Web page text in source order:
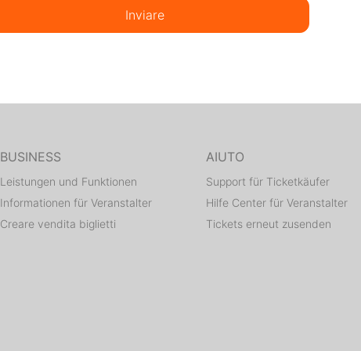
Inviare
BUSINESS
Leistungen und Funktionen
Informationen für Veranstalter
Creare vendita biglietti
AIUTO
Support für Ticketkäufer
Hilfe Center für Veranstalter
Tickets erneut zusenden